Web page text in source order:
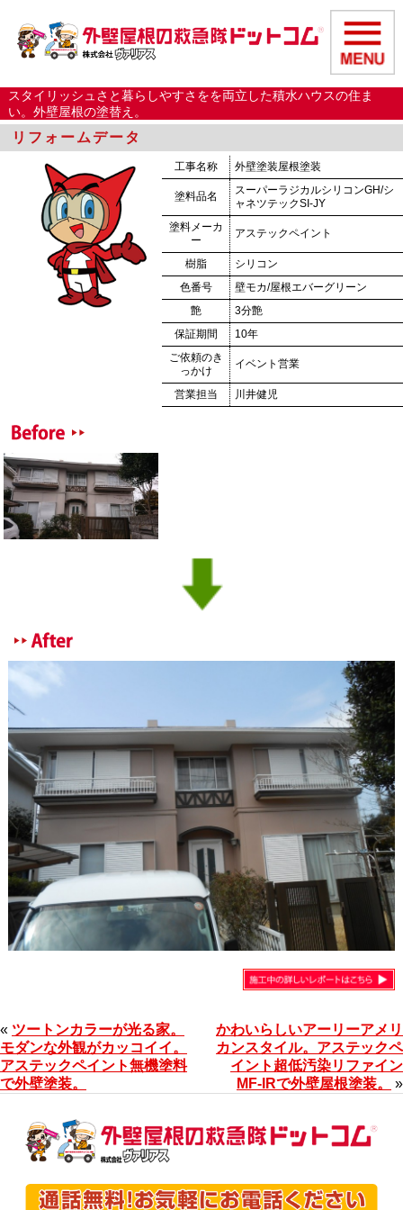
スタイリッシュさと暮らしやすさをを両立した積水ハウスの住ま
い。外壁屋根の塗替え。
リフォームデータ
工事名称 外壁塗装屋根塗装
塗料品名
スーパーラジカルシリコンGH/シ
ャネツテックSI-JY
塗料メーカ
ー
アステックペイント
樹脂
シリコン
色番号
壁モカ/屋根エバーグリーン
艶
3分艶
保証期間
10年
ご依頼のき
っかけ
イベント営業
営業担当 川井健児
« ツートンカラーが光る家。
モダンな外観がカッコイイ。
アステックペイント無機塗料
で外壁塗装。
かわいらしいアーリーアメリ
カンスタイル。アステックペ
イント超低汚染リファイン
MF-IRで外壁屋根塗装。
»